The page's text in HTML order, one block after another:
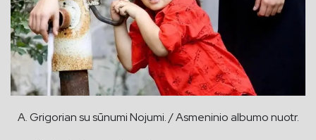
A. Grigorian su sūnumi Nojumi. / Asmeninio albumo nuotr.